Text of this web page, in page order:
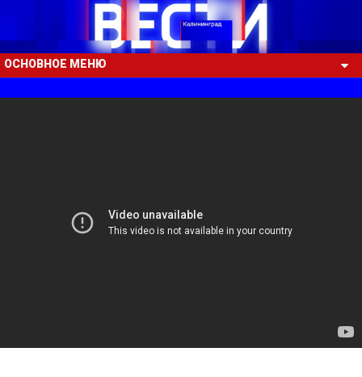
ОСНОВНОЕ МЕНЮ